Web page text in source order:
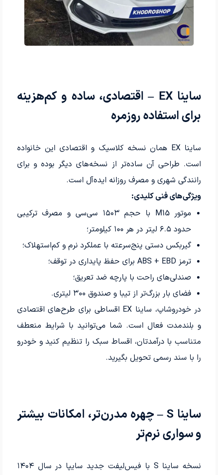
ساینا EX
– اقتصادی، ساده و کم‌هزینه
برای استفاده روزمره
ساینا EX همان نسخه کلاسیک و اقتصادی این خانواده
است. طراحی آن ساده‌تر از نسخه‌های دیگر بوده و برای
رانندگی شهری و مصرف روزانه ایده‌آل است.
ویژگی‌های فنی کلیدی:
موتور M15 با حجم ۱۵۰۳ سی‌سی و مصرف ترکیبی
حدود ۶.۵ لیتر در هر ۱۰۰ کیلومتر؛
گیربکس دستی پنج‌سرعته با عملکرد نرم و کم‌استهلاک؛
ترمز ABS + EBD برای حفظ پایداری در توقف؛
صندلی‌های راحت با پارچه ضد تعریق؛
فضای بار بزرگ‌تر از تیبا و صندوق ۳۰۰ لیتری.
در خودرو‌شاپ، ساینا EX اقساطی برای طرح‌های اقتصادی
و بلندمدت فعال است. شما می‌توانید با شرایط منعطف
متناسب با درآمدتان، اقساط سبک را تنظیم کنید و خودرو
را با سند رسمی تحویل بگیرید.
ساینا S
– چهره مدرن‌تر، امکانات بیشتر
و سواری نرم‌تر
نسخه ساینا S با فیس‌لیفت جدید سایپا در سال ۱۴۰۴